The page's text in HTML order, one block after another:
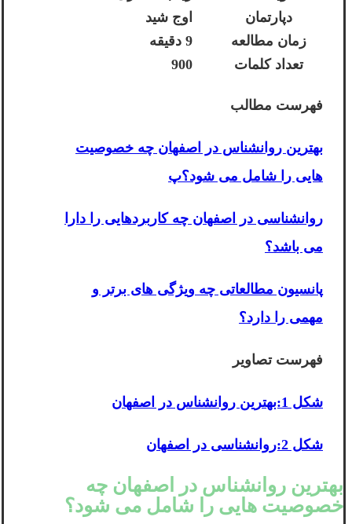
دپارتمان
اوج شید
زمان مطالعه
9 دقیقه
تعداد کلمات
900
فهرست مطالب
بهترین روانشناس در اصفهان چه خصوصیت
هایی را شامل می شود؟پ
روانشناسی در اصفهان چه کاربردهایی را دارا
می باشد؟
پانسیون مطالعاتی چه ویژگی های برتر و
مهمی را دارد؟
فهرست تصاویر
شکل 1:بهترین روانشناس در اصفهان
شکل 2:روانشناسی در اصفهان
بهترین روانشناس در اصفهان چه
خصوصیت هایی را شامل می شود؟